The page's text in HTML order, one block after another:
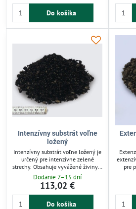
dobrú vzdušnosť a zadržiavanie
vlhkosti. Hodnota pH je v rozmedzí
rastlín na strešných záhradách.
Do košíka
Intenzívny substrát voľne
ložený
Intenzívny substrát voľne ložený je
určený pre intenzívne zelené
strechy. Obsahuje vyvážené živiny a
má neutrálne pH, čo podporuje
zdravý rast rastlín. Substrát zaisťuje
dobrú priepustnosť vody a
optimálne podmienky pre koreňový
systém. Vhodný je pre pestovanie
Dodanie 7–15 dní
113,02 €
Do košíka
pre